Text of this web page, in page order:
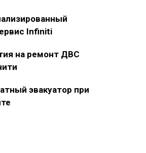
Infiniti
на ремонт ДВС
эвакуатор при